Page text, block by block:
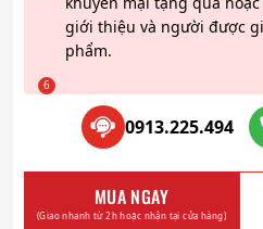
giới thiệu và người được
phẩm.
0913.225.494
MUA NGAY
(Giao nhanh từ 2h hoặc nhận tại cửa hàng)